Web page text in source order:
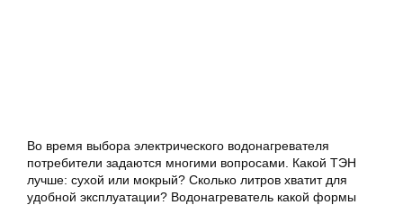
Во время выбора электрического водонагревателя
потребители задаются многими вопросами. Какой ТЭН
лучше: сухой или мокрый? Сколько литров хватит для
удобной эксплуатации? Водонагреватель какой формы